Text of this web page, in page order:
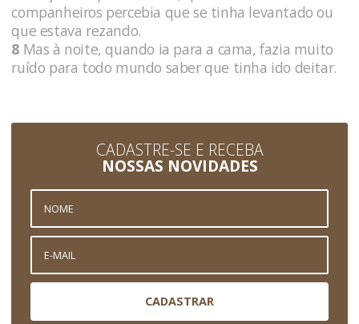
companheiros percebia que se tinha levantado ou
que estava rezando.
8 Mas à noite, quando ia para a cama, fazia muito
ruído para todo mundo saber que tinha ido deitar.
CADASTRE-SE E RECEBA
NOSSAS NOVIDADES
CADASTRAR